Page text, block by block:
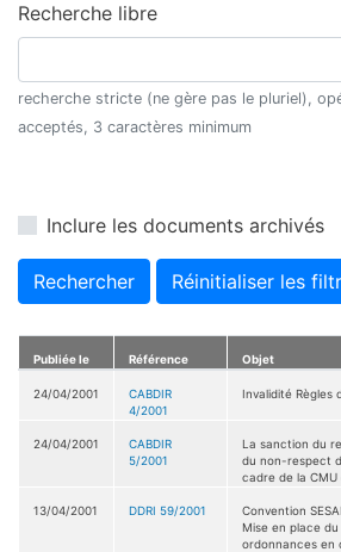
Recherche libre
recherche stricte (ne gère pas le pluriel),
acceptés, 3 caractères minimum
Inclure les documents archivés
Rechercher Réinitialiser les
Publiée le Référence Objet
24/04/2001
CABDIR
4/2001
Invalidité Règles
24/04/2001
CABDIR
5/2001
La sanction du
du non-respect
cadre de la CMU
13/04/2001 DDRI 59/2001
Convention
Mise en place
ordonnances en